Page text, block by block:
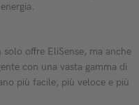
offre EliSense, ma anche
con una vasta gamma di
più facile, più veloce e più